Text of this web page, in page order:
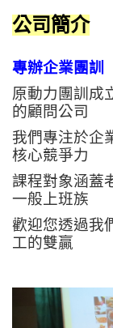
公司簡介
專辦企業團訓
原動力團訓成
的顧問公司
我們專注於企
核心競爭力
課程對象涵蓋
一般上班族
歡迎您透過我
工的雙贏